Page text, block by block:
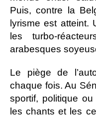
Puis, contre la
lyrisme est atteint.
les turbo-
arabesques
Le piège de
chaque fois. Au
sportif, politique
les chants et les